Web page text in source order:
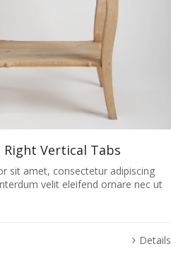
Vertical Tabs
sit amet, consectetur adipiscing
velit eleifend ornare nec ut
Details